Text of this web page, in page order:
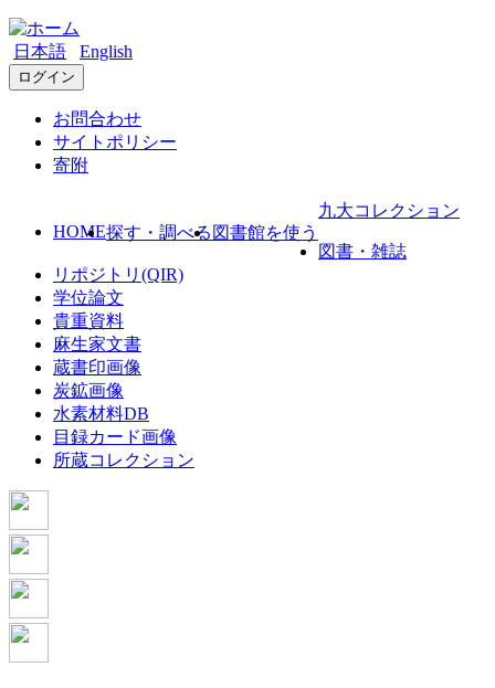
日本語 English
ログイン
お問合わせ
サイトポリシー
寄附
HOME探す・調べる 図書館を使う
九大コレクション
図書・雑誌
リポジトリ(QIR)
学位論文
貴重資料
麻生家文書
蔵書印画像
炭鉱画像
水素材料DB
目録カード画像
所蔵コレクション